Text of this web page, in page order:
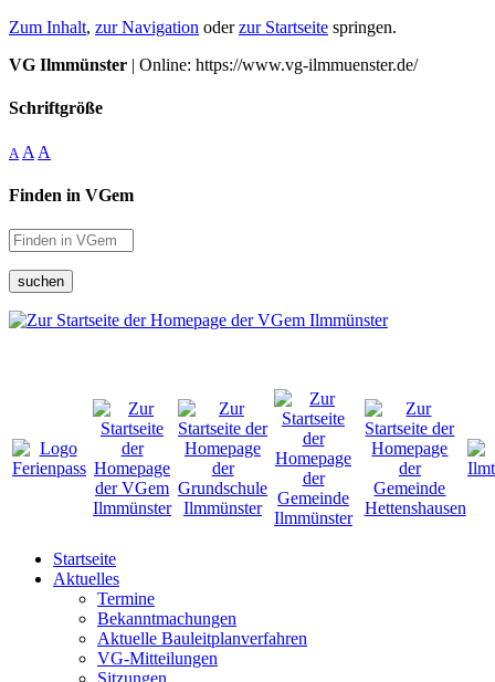
Zum Inhalt, zur Navigation oderzur Startseite springen.
VG Ilmmünster | Online: https://www.vg-ilmmuenster.de/
Schriftgröße
A A A
Finden in VGem
suchen
Startseite
Aktuelles
Termine
Bekanntmachungen
Aktuelle Bauleitplanverfahren
VG-Mitteilungen
Sitzungen